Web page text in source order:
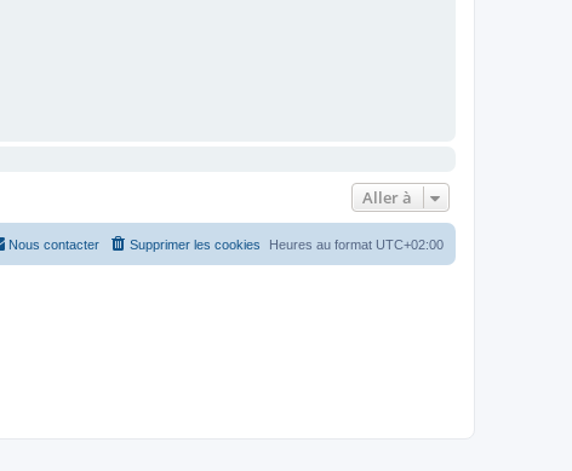
Aller à
Heures au format UTC+02:00
Supprimer les cookies
Nous contacter